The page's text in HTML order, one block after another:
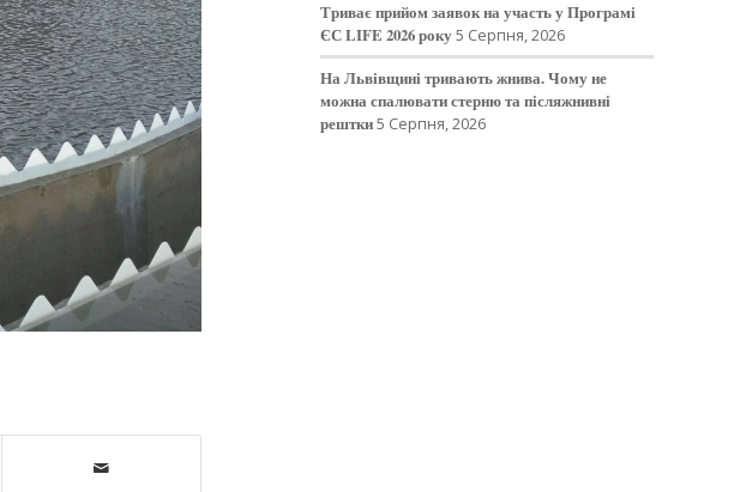
Триває прийом заявок на участь у Програмі
ЄС LIFE 2026 року5 Серпня, 2026
На Львівщині тривають жнива. Чому не
можна спалювати стерню та післяжнивні
рештки5 Серпня, 2026